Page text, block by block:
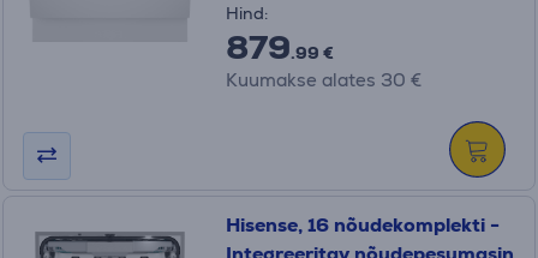
Hind:
879.99 €
Kuumakse alates 30 €
Hisense, 16 nõudekomplekti -